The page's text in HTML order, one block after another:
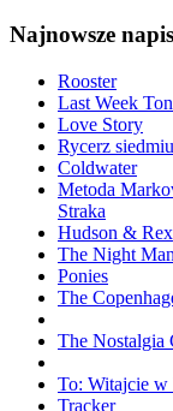
Najnowsze
Rooster
Last Week
Love Story
Rycerz
Coldwater
Metoda
Straka
Hudson & Rex
The Night
Ponies
The
The Nostalgia
To: Witajcie w
Tracker